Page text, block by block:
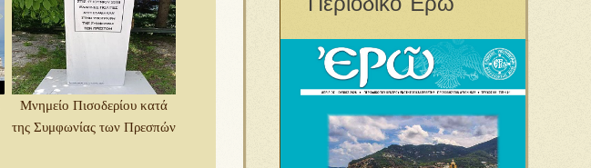
Μνημείο Πισοδερίου κατά
της Συμφωνίας των Πρεσπών